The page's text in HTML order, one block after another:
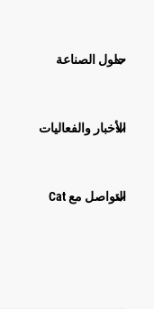
حلول الصناعة
الأخبار والفعاليات
التواصل مع Cat